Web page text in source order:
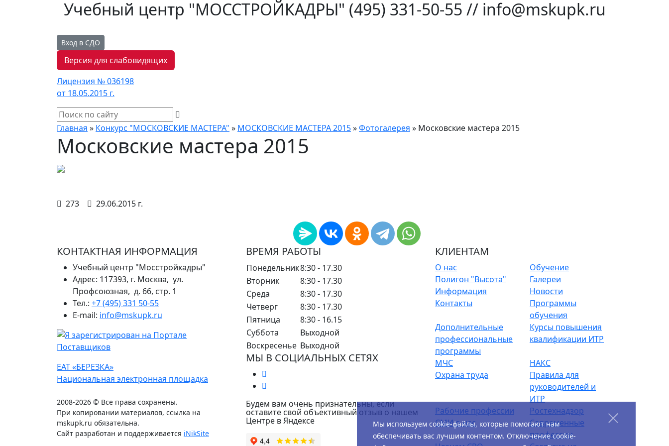
Учебный центр "МОССТРОЙКАДРЫ" (495) 331-50-55 // info@mskupk.ru
Вход в СДО
Версия для слабовидящих
Лицензия № 036198
от 18.05.2015 г.
Главная » Конкурс "МОСКОВСКИЕ МАСТЕРА" » МОСКОВСКИЕ МАСТЕРА 2015»Фотогалерея » Московские мастера 2015
Московские мастера 2015
273 29.06.2015 г.
КОНТАКТНАЯ ИНФОРМАЦИЯ
Учебный центр "Мосстройкадры"
Адрес: 117393, г. Москва, ул.
Профсоюзная, д. 66, стр. 1
Тел.: +7 (495) 331 50-55
E-mail: info@mskupk.ru
ЕАТ «БЕРЕЗКА»
Национальная электронная площадка
2008-2026 © Все права сохранены.
При копировании материалов, ссылка на
mskupk.ru обязательна.
Сайт разработан и поддерживается iNikSite
ВРЕМЯ РАБОТЫ
Понедельник8:30 - 17.30
Вторник
8:30 - 17.30
Среда
8:30 - 17.30
Четверг
8:30 - 17.30
Пятница
8:30 - 16.15
Суббота
Выходной
Воскресенье Выходной
МЫ В СОЦИАЛЬНЫХ СЕТЯХ
Будем вам очень признательны, если
оставите свой объективный отзыв о нашем
Центре в Яндексе
КЛИЕНТАМ
О нас
Обучение
Полигон "Высота"
Галереи
Информация
Новости
Контакты
Программы
обучения
Дополнительные
профессиональные
программы
Курсы повышения
квалификации ИТР
МЧС
НАКС
Охрана труда
Правила для
руководителей и
ИТР
Рабочие профессии
Ростехнадзор
СМИ о нас
Современные
профессии
Мы используем cookie-файлы, которые помогают нам
обеспечивать вас лучшим контентом. Отключение cookie-